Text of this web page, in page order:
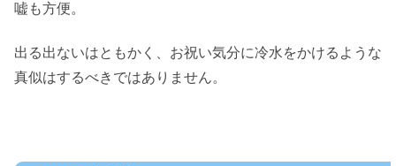
嘘も方便。
出る出ないはともかく、お祝い気分に冷水をかけるような
真似はするべきではありません。